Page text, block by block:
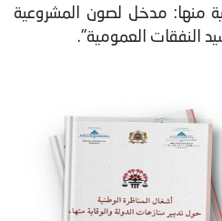
منها: مدخل لصون المشروعية
النفقات العمومية".